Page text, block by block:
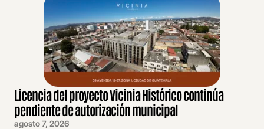
Licencia del proyecto Vicinia Histórico continúa
pendiente de autorización municipal
agosto 7, 2026